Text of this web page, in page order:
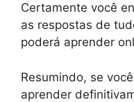
Certamente você
as respostas de
poderá aprender
Resumindo, se
aprender